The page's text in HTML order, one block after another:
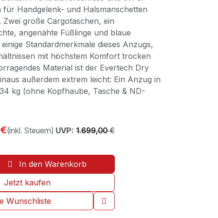
für Handgelenk- und Halsmanschetten
Zwei große Cargotaschen, ein
angenähte Füßlinge und blaue
Standardmerkmale dieses Anzugs,
mit höchstem Komfort trocken
Material ist der Evertech Dry
außerdem extrem leicht: Ein Anzug in
kg (ohne Kopfhaube, Tasche & ND-
In den Warenkorb
Jetzt kaufen
Wunschliste
€(inkl. Steuern) UVP: 1.699,00€